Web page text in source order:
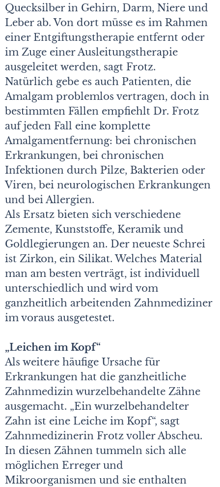
Quecksilber in Gehirn, Darm, Niere und
Leber ab. Von dort müsse es im Rahmen
einer Entgiftungstherapie entfernt oder
im Zuge einer Ausleitungstherapie
ausgeleitet werden, sagt Frotz.
Natürlich gebe es auch Patienten, die
Amalgam problemlos vertragen, doch in
bestimmten Fällen empfiehlt Dr. Frotz
auf jeden Fall eine komplette
Amalgamentfernung: bei chronischen
Erkrankungen, bei chronischen
Infektionen durch Pilze, Bakterien oder
Viren, bei neurologischen Erkrankungen
und bei Allergien.
Als Ersatz bieten sich verschiedene
Zemente, Kunststoffe, Keramik und
Goldlegierungen an. Der neueste Schrei
ist Zirkon, ein Silikat. Welches Material
man am besten verträgt, ist individuell
unterschiedlich und wird vom
ganzheitlich arbeitenden Zahnmediziner
im vo­raus ausgetestet.
„Leichen im Kopf“
Als weitere häufige Ursache für
Erkrankungen hat die ganzheitliche
Zahnmedizin wurzelbehandelte Zähne
ausgemacht. „Ein wurzelbehandelter
Zahn ist eine Leiche im Kopf“, sagt
Zahnmedizinerin Frotz voller Abscheu.
In diesen Zähnen tummeln sich alle
möglichen Erreger und
Mikroorganismen und sie enthalten